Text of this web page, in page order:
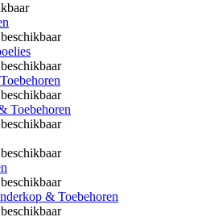
Toebehoren
& Toebehoren